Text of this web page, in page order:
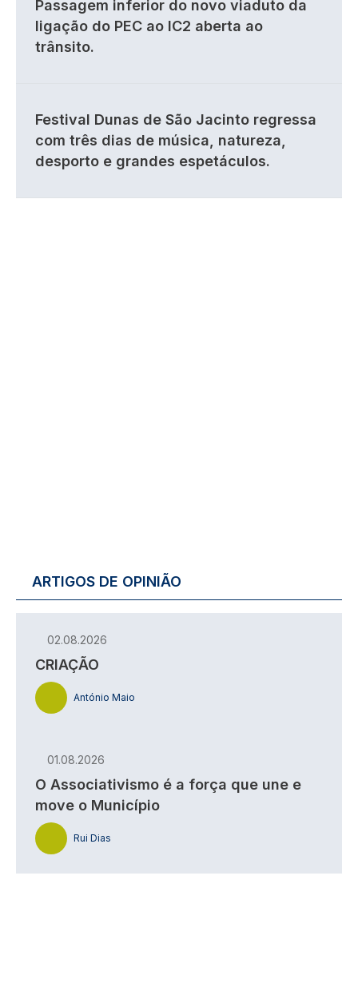
Passagem inferior do novo viaduto da
ligação do PEC ao IC2 aberta ao
trânsito.
Festival Dunas de São Jacinto regressa
com três dias de música, natureza,
desporto e grandes espetáculos.
ARTIGOS DE OPINIÃO
02.08.2026
CRIAÇÃO
António Maio
01.08.2026
O Associativismo é a força que une e
move o Município
Rui Dias